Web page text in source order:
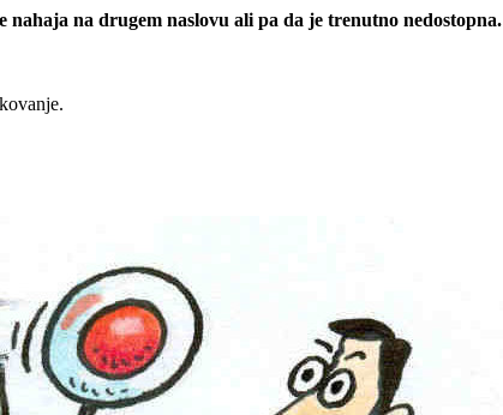
na drugem naslovu ali pa da je trenutno nedostopna.